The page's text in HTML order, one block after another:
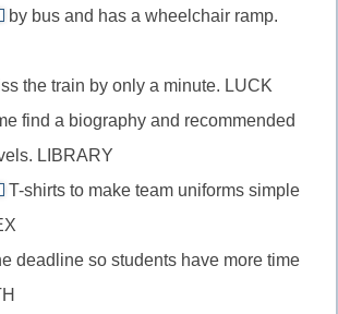
accessible
by bus and has a wheelchair ramp.
the train by only a minute. LUCK
find a biography and recommended
LIBRARY
T-shirts to make team uniforms simple
deadline so students have more time